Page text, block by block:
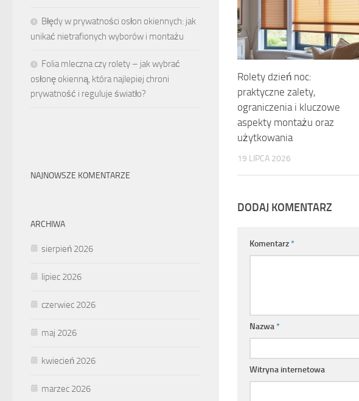
Rolety dzień noc:
praktyczne zalety,
ograniczenia i kluczowe
aspekty montażu oraz
użytkowania
19 LIPCA 2026
DODAJ KOMENTARZ
Komentarz*
Nazwa*
Witryna internetowa
Błędy w prywatności osłon okiennych: jak
unikać nietrafionych wyborów i montażu
Folia mleczna czy rolety – jak wybrać
osłonę okienną, która najlepiej chroni
prywatność i reguluje światło?
NAJNOWSZE KOMENTARZE
ARCHIWA
sierpień 2026
lipiec 2026
czerwiec 2026
maj 2026
kwiecień 2026
marzec 2026